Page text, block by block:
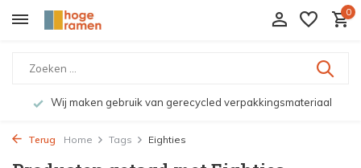
0
Wij maken gebruik van gerecycled verpakkingsmateriaal
Terug Home Tags Eighties